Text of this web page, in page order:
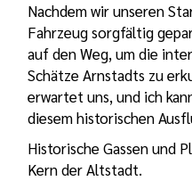
Nachdem wir unseren
Fahrzeug sorgfältig
auf den Weg, um die
Schätze Arnstadts zu
erwartet uns, und ich
diesem historischen
Historische Gassen und
Kern der Altstadt.